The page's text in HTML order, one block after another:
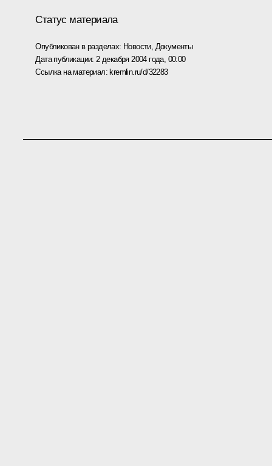
Статус материала
Опубликован в разделах: Новости, Документы
Дата публикации: 2 декабря 2004 года, 00:00
Ссылка на материал:kremlin.ru/d/32283